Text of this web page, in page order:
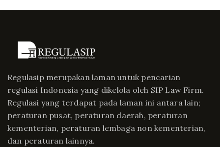
Regulasip merupakan laman untuk pencarian
regulasi Indonesia yang dikelola oleh SIP Law Firm.
Regulasi yang terdapat pada laman ini antara lain;
peraturan pusat, peraturan daerah, peraturan
kementerian, peraturan lembaga non kementerian,
dan peraturan lainnya.